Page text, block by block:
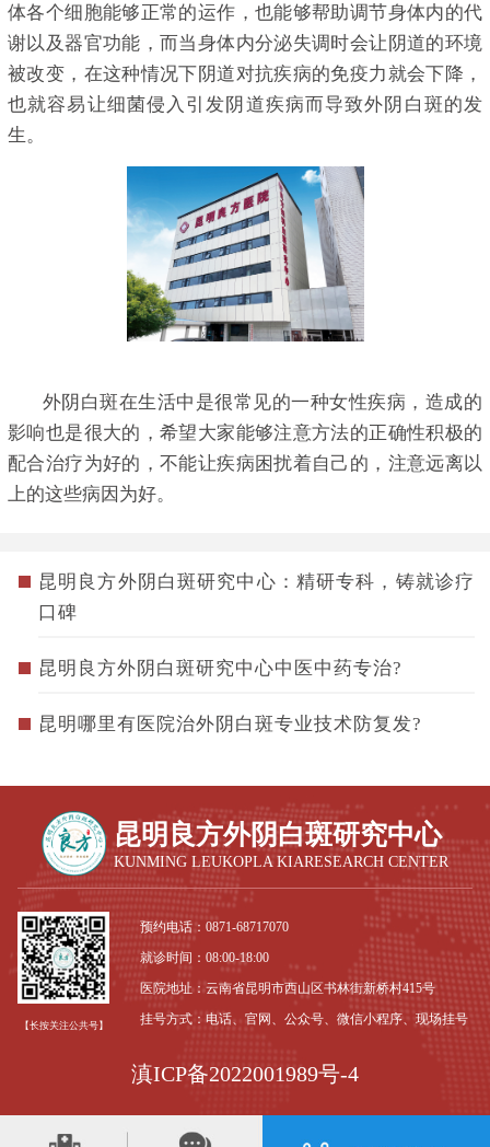
体各个细胞能够正常的运作，也能够帮助调节身体内的代
谢以及器官功能，而当身体内分泌失调时会让阴道的环境
被改变，在这种情况下阴道对抗疾病的免疫力就会下降，
也就容易让细菌侵入引发阴道疾病而导致外阴白斑的发
生。
外阴白斑在生活中是很常见的一种女性疾病，造成的
影响也是很大的，希望大家能够注意方法的正确性积极的
配合治疗为好的，不能让疾病困扰着自己的，注意远离以
上的这些病因为好。
昆明良方外阴白斑研究中心：精研专科，铸就诊疗
口碑
昆明良方外阴白斑研究中心中医中药专治?
昆明哪里有医院治外阴白斑专业技术防复发?
昆明良方外阴白斑研究中心
KUNMING LEUKOPLA KIARESEARCH CENTER
【长按关注公共号】
预约电话：0871-68717070
就诊时间：08:00-18:00
医院地址：云南省昆明市西山区书林街新桥村415号
挂号方式：电话、官网、公众号、微信小程序、现场挂号
滇ICP备2022001989号-4